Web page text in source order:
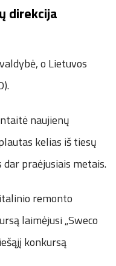
direkcija
o Lietuvos
naujienų
kelias iš tiesų
praėjusiais metais.
remonto
laimėjusi „Sweco
konkursą